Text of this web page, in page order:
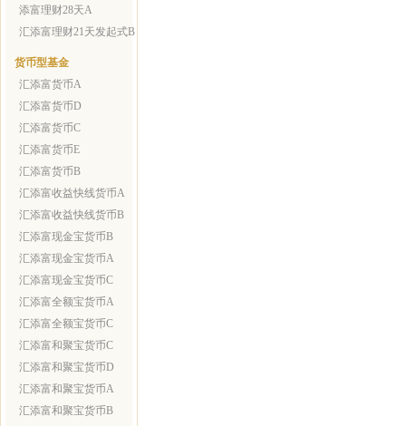
添富理财28天A
汇添富理财21天发起式B
货币型基金
汇添富货币A
汇添富货币D
汇添富货币C
汇添富货币E
汇添富货币B
汇添富收益快线货币A
汇添富收益快线货币B
汇添富现金宝货币B
汇添富现金宝货币A
汇添富现金宝货币C
汇添富全额宝货币A
汇添富全额宝货币C
汇添富和聚宝货币C
汇添富和聚宝货币D
汇添富和聚宝货币A
汇添富和聚宝货币B